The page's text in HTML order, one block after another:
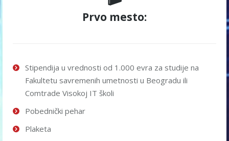
Prvo mesto:
Stipendija u vrednosti od 1.000 evra za studije na
Fakultetu savremenih umetnosti u Beogradu ili
Comtrade Visokoj IT školi
Pobednički pehar
Plaketa